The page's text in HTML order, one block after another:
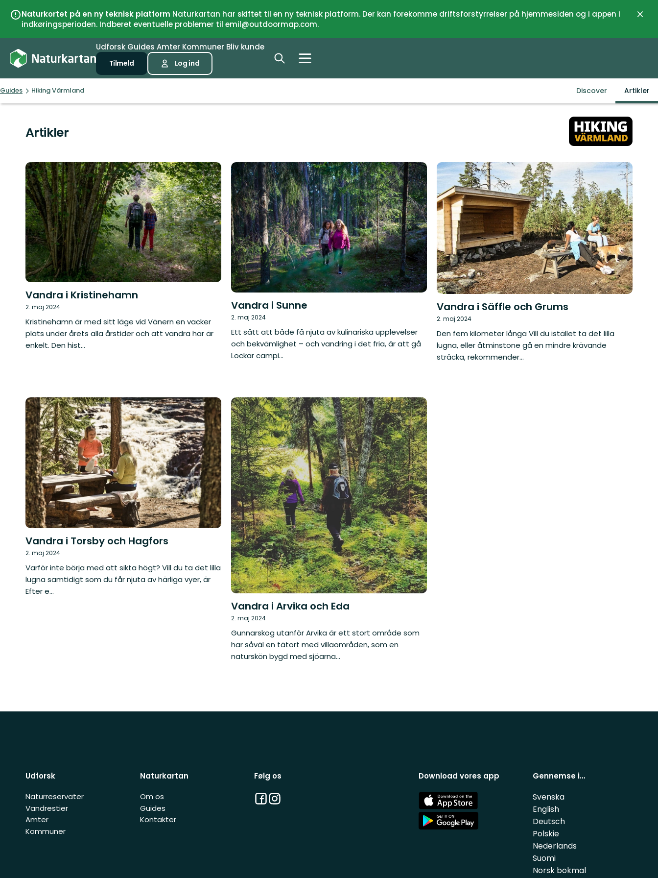
Naturkortet på en ny teknisk platform Naturkartan har skiftet til en ny teknisk platform. Der kan forekomme driftsforstyrrelser på hjemmesiden og i appen i
indkøringsperioden. Indberet eventuelle problemer til emil@outdoormap.com.
Luk
Udforsk Guides Amter Kommuner Bliv kunde
Tilmeld Log ind
Guides Hiking Värmland Discover Artikler
Artikler
Vandra i Kristinehamn
2. maj 2024
Kristinehamn är med sitt läge vid Vänern en vacker
plats under årets alla årstider och att vandra här är
enkelt. Den hist...
Vandra i Sunne
2. maj 2024
Ett sätt att både få njuta av kulinariska upplevelser
och bekvämlighet – och vandring i det fria, är att gå
Lockar campi...
Vandra i Säffle och Grums
2. maj 2024
Den fem kilometer långa Vill du istället ta det lilla
lugna, eller åtminstone gå en mindre krävande
sträcka, rekommender...
Vandra i Torsby och Hagfors
2. maj 2024
Varför inte börja med att sikta högt? Vill du ta det lilla
lugna samtidigt som du får njuta av härliga vyer, är
Efter e...
Vandra i Arvika och Eda
2. maj 2024
Gunnarskog utanför Arvika är ett stort område som
har såväl en tätort med villaområden, som en
naturskön bygd med sjöarna...
Udforsk
Naturreservater
Vandrestier
Amter
Kommuner
Naturkartan
Om os
Guides
Kontakter
Følg os
Facebook
Instagram
Download vores app
App
Store
App
Store
Gennemse i…
Svenska
English
Deutsch
Polskie
Nederlands
Suomi
Norsk bokmal